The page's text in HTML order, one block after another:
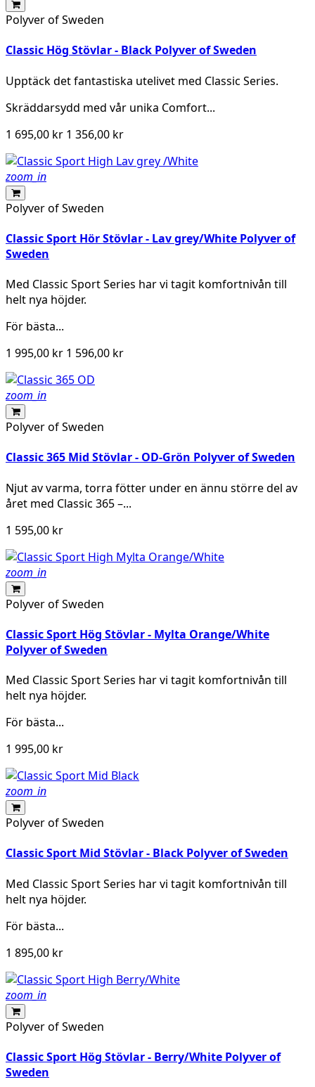
Polyver of Sweden
Classic Hög Stövlar - Black Polyver of Sweden
Upptäck det fantastiska utelivet med Classic Series.
Skräddarsydd med vår unika Comfort...
1 695,00 kr 1 356,00 kr
zoom_in
Polyver of Sweden
Classic Sport Hör Stövlar - Lav grey/White Polyver of
Sweden
Med Classic Sport Series har vi tagit komfortnivån till
helt nya höjder.
För bästa...
1 995,00 kr 1 596,00 kr
zoom_in
Polyver of Sweden
Classic 365 Mid Stövlar - OD-Grön Polyver of Sweden
Njut av varma, torra fötter under en ännu större del av
året med Classic 365 –...
1 595,00 kr
zoom_in
Polyver of Sweden
Classic Sport Hög Stövlar - Mylta Orange/White
Polyver of Sweden
Med Classic Sport Series har vi tagit komfortnivån till
helt nya höjder.
För bästa...
1 995,00 kr
zoom_in
Polyver of Sweden
Classic Sport Mid Stövlar - Black Polyver of Sweden
Med Classic Sport Series har vi tagit komfortnivån till
helt nya höjder.
För bästa...
1 895,00 kr
zoom_in
Polyver of Sweden
Classic Sport Hög Stövlar - Berry/White Polyver of
Sweden